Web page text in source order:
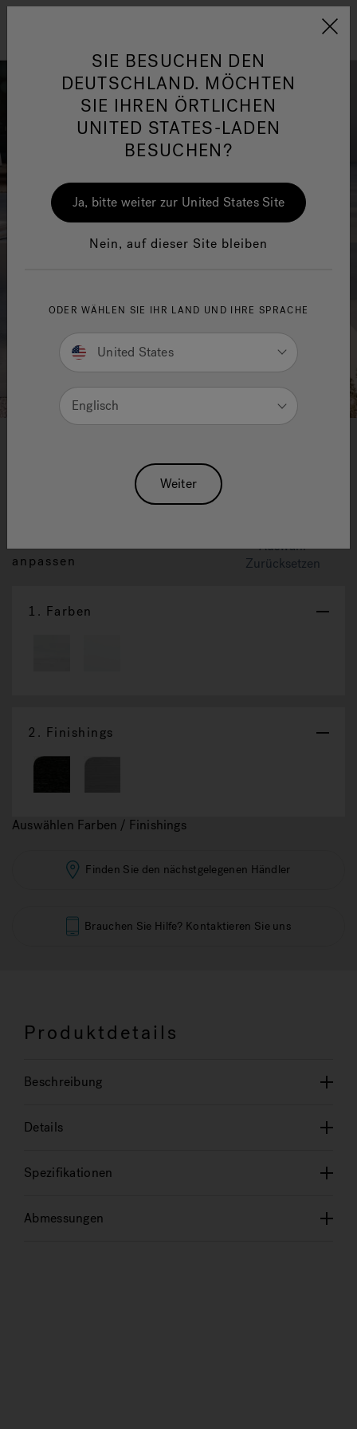
Jacuzzi&reg; EMEA
J-375™ Komfort Whirlpool Mit
GröSstem Lounge-Sitzbereich
anpassen
Auswahl
Zurücksetzen
1. Farben
2. Finishings
Auswählen Farben / Finishings
Finden Sie den nächstgelegenen Händler
Brauchen Sie Hilfe? Kontaktieren Sie uns
Produktdetails
Beschreibung
Details
Spezifikationen
Abmessungen
SIE BESUCHEN DEN
DEUTSCHLAND. MÖCHTEN
SIE IHREN ÖRTLICHEN
UNITED STATES-LADEN
BESUCHEN?
Ja, bitte weiter zur United States Site
Nein, auf dieser Site bleiben
ODER WÄHLEN SIE IHR LAND UND IHRE SPRACHE
United States
Englisch
Weiter